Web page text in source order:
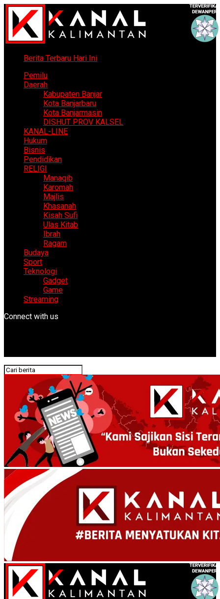
Berita Terbaru Hari Ini
Pemilu
Daerah
Kabupaten Banjar
Kota Banjarbaru
Kota Banjarmasin
DISHUT PROV KALSEL
KANAL-LINE
Hukum
Bisnis
Pendidikan
RELIGI
Manaqib
Karomah
Majlis
Khasanah
Kisah Sufi
Ulas Kitab
Ibrah
Ragam
Budaya
Sport
Teknologi
Gadget
Game
Streaming
Connect with us